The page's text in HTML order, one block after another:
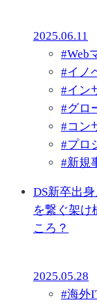
2025.06.11
#Web
#イノ
#イン
#グロ
#コン
#プロ
#新規
DS新卒出
を繋ぐ架け
ころ？
2025.05.28
#海外